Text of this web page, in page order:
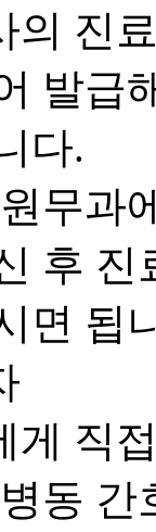
의 진
발급
다.
무과
후 진
면 됩
게 직
동 간